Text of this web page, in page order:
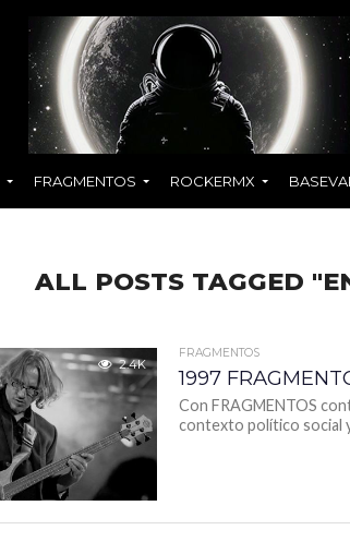
FRAGMENTOS ROCKERMX
ALL POSTS TAGGED
2.4K
FRAGMENTOS
1997
Con FRAGMENTOS
contexto político social